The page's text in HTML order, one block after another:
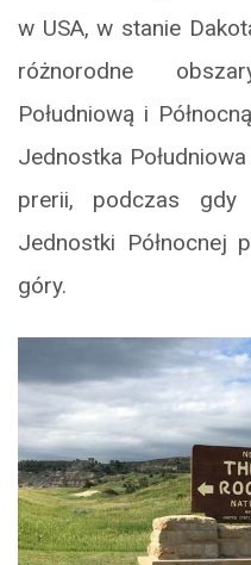
w USA, w stanie
różnorodne
Południową i
Jednostka
prerii, podczas gdy
Jednostki Północnej
góry.